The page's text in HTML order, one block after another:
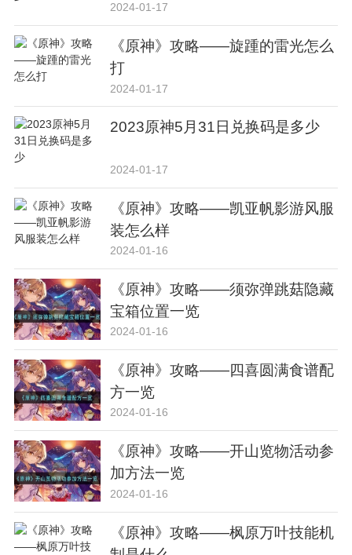
2024-01-17
《原神》攻略——旋踵的雷光怎么
打
2024-01-17
2023原神5月31日兑换码是多少
2024-01-17
《原神》攻略——凯亚帆影游风服
装怎么样
2024-01-16
《原神》攻略——须弥弹跳菇隐藏
宝箱位置一览
2024-01-16
《原神》攻略——四喜圆满食谱配
方一览
2024-01-16
《原神》攻略——开山览物活动参
加方法一览
2024-01-16
《原神》攻略——枫原万叶技能机